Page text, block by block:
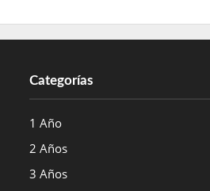
Categorías
1 Año
2 Años
3 Años